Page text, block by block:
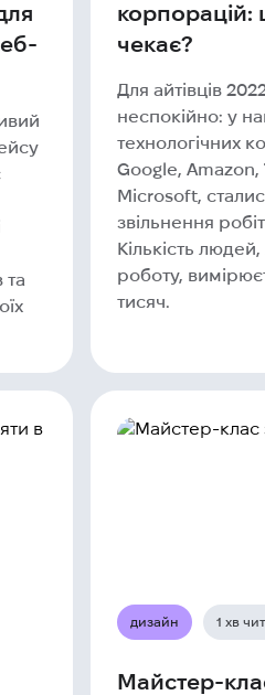
та
корпорацій:
чекає?
Для айтівців
неспокійно: у
технологічних
Google, Amazon,
Microsoft,
звільнення
Кількість людей,
роботу,
тисяч.
дизайн 1 хв
Майстер-